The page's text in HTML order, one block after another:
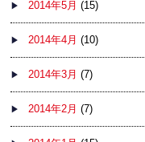
2014年5月 (15)
2014年4月 (10)
2014年3月 (7)
2014年2月 (7)